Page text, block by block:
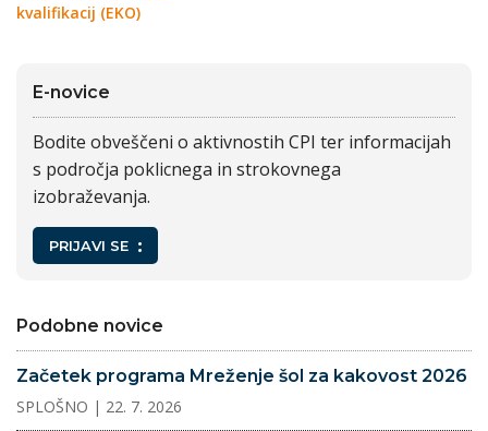
kvalifikacij (EKO)
E-novice
Bodite obveščeni o aktivnostih CPI ter informacijah
s področja poklicnega in strokovnega
izobraževanja.
PRIJAVI SE
Podobne novice
Začetek programa Mreženje šol za kakovost 2026
SPLOŠNO | 22. 7. 2026